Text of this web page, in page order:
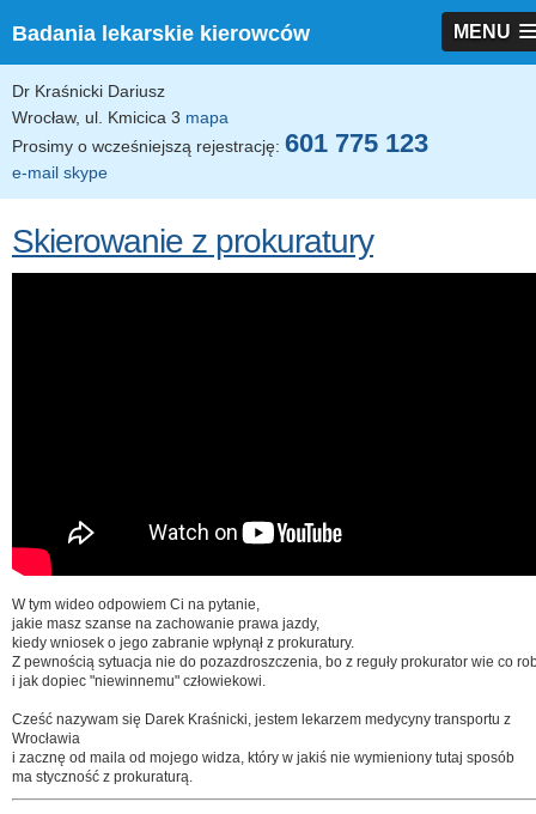
Badania lekarskie kierowców MENU
Dr Kraśnicki Dariusz
Wrocław, ul. Kmicica 3 mapa
Prosimy o wcześniejszą rejestrację: 601 775 123
e-mail skype
Skierowanie z prokuratury
W tym wideo odpowiem Ci na pytanie,
jakie masz szanse na zachowanie prawa jazdy,
kiedy wniosek o jego zabranie wpłynął z prokuratury.
Z pewnością sytuacja nie do pozazdroszczenia, bo z reguły prokurator wie co
i jak dopiec "niewinnemu" człowiekowi.
Cześć nazywam się Darek Kraśnicki, jestem lekarzem medycyny transportu z
Wrocławia
i zacznę od maila od mojego widza, który w jakiś nie wymieniony tutaj sposób
ma styczność z prokuraturą.